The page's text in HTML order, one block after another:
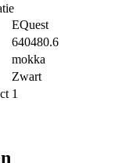
EQuest
640480.6
mokka
Zwart
1